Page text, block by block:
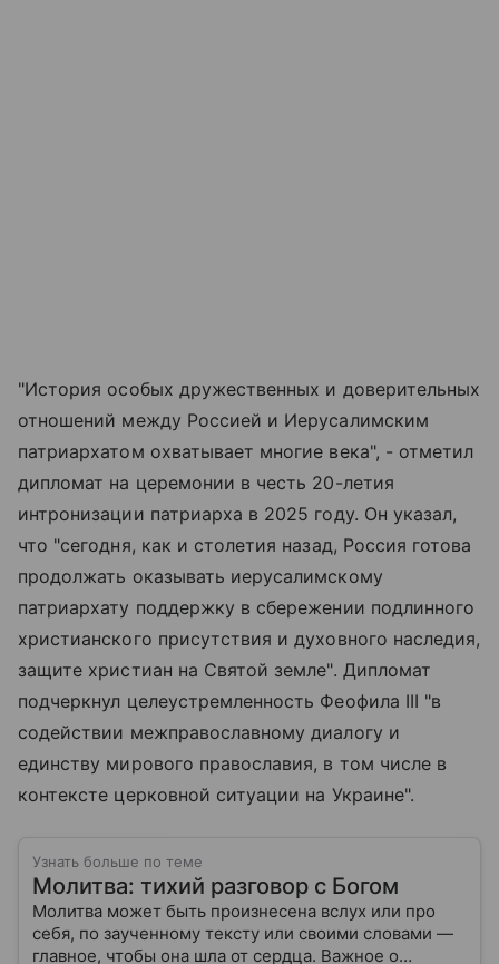
"История особых дружественных и доверительных
отношений между Россией и Иерусалимским
патриархатом охватывает многие века", - отметил
дипломат на церемонии в честь 20-летия
интронизации патриарха в 2025 году. Он указал,
что "сегодня, как и столетия назад, Россия готова
продолжать оказывать иерусалимскому
патриархату поддержку в сбережении подлинного
христианского присутствия и духовного наследия,
защите христиан на Святой земле". Дипломат
подчеркнул целеустремленность Феофила III "в
содействии межправославному диалогу и
единству мирового православия, в том числе в
контексте церковной ситуации на Украине".
Узнать больше по теме
Молитва: тихий разговор с Богом
Молитва может быть произнесена вслух или про
себя, по заученному тексту или своими словами —
главное, чтобы она шла от сердца. Важное о